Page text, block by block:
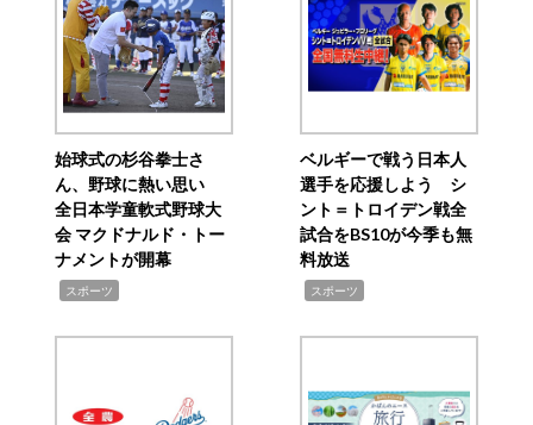
始球式の杉谷拳士さ
ん、野球に熱い思い
全日本学童軟式野球大
会 マクドナルド・トー
ナメントが開幕
スポーツ
ベルギーで戦う日本人
選手を応援しよう シ
ント＝トロイデン戦全
試合をBS10が今季も無
料放送
スポーツ